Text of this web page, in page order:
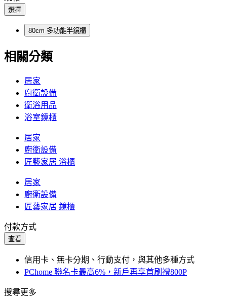
選擇
80cm 多功能半鏡櫃
相關分類
居家
廚衛設備
衛浴用品
浴室鏡櫃
居家
廚衛設備
匠藝家居 浴櫃
居家
廚衛設備
匠藝家居 鏡櫃
付款方式
查看
信用卡、無卡分期、行動支付，與其他多種方式
PChome 聯名卡最高6%，新戶再享首刷禮800P
搜尋更多